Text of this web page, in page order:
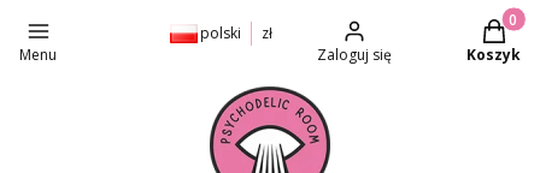
Menu
polski
zł
Zaloguj się
Koszyk